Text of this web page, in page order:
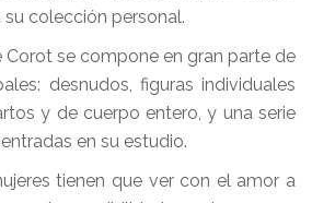
colección personal.
Corot se compone en gran parte de
desnudos, figuras individuales
y de cuerpo entero, y una serie
en su estudio.
tienen que ver con el amor a